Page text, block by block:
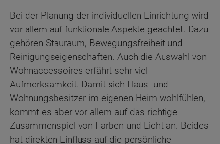
Bei der Planung der individuellen Einrichtung wird
vor allem auf funktionale Aspekte geachtet. Dazu
gehören Stauraum, Bewegungsfreiheit und
Reinigungseigenschaften. Auch die Auswahl von
Wohnaccessoires erfährt sehr viel
Aufmerksamkeit. Damit sich Haus- und
Wohnungsbesitzer im eigenen Heim wohlfühlen,
kommt es aber vor allem auf das richtige
Zusammenspiel von Farben und Licht an. Beides
hat direkten Einfluss auf die persönliche